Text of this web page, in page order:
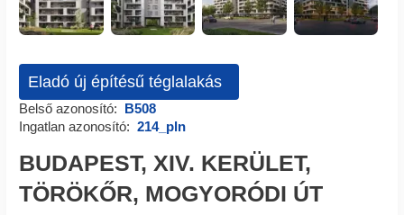
Eladó új építésű téglalakás
Belső azonosító: B508
Ingatlan azonosító: 214_pln
BUDAPEST, XIV. KERÜLET,
TÖRÖKŐR, MOGYORÓDI ÚT